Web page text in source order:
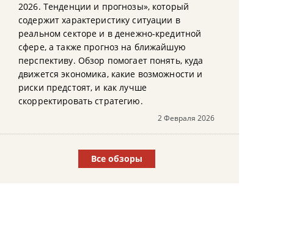
2026. Тенденции и прогнозы», который
содержит характеристику ситуации в
реальном секторе и в денежно-кредитной
сфере, а также прогноз на ближайшую
перспективу. Обзор помогает понять, куда
движется экономика, какие возможности и
риски предстоят, и как лучше
скорректировать стратегию.
2 Февраля 2026
Все обзоры